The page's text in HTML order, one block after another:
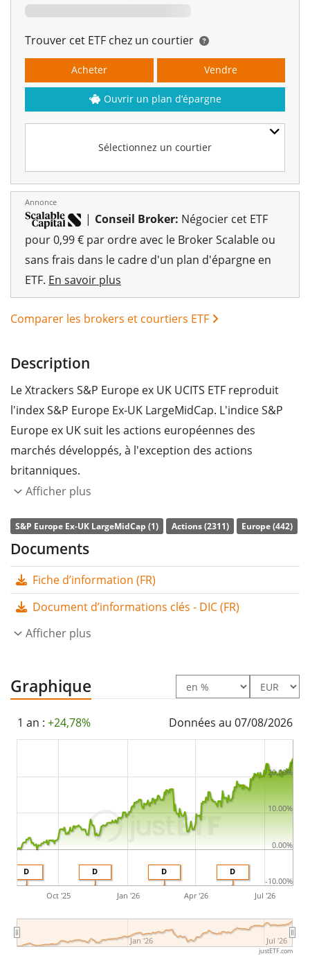
Trouver cet ETF chez un courtier
Sélectionnez un courtier
Acheter Vendre
Ouvrir un plan d’épargne
Annonce
| Conseil Broker: Négocier cet ETF
pour 0,99 € par ordre avec le Broker Scalable ou
sans frais dans le cadre d'un plan d'épargne en
ETF. En savoir plus
Comparer les brokers et courtiers ETF
Description
Le Xtrackers S&P Europe ex UK UCITS ETF reproduit
l'index S&P Europe Ex-UK LargeMidCap. L'indice S&P
Europe ex UK suit les actions européennes des
marchés développés, à l'exception des actions
britanniques.
ratio des frais totaux
p.a.. Le Xtrackers S&P Europe ex UK UCITS ETF est le
seul ETF qui suit l'indice S&P Europe Ex-UK
l’indice sous-jacent en achetant toutes les
composantes de l’indice (réplication complète). Les
(une fois par trimestre).
Le Xtrackers S&P Europe ex UK UCITS ETF a desactifs
sous gestion à hauteur de 304 M d'EUR
. L'ETF a été
Afficher plus
S&P Europe Ex-UK LargeMidCap (1) Actions (2311) Europe (442)
Documents
Fiche d’information (FR)
Document d’informations clés - DIC (FR)
Afficher plus
Graphique
1 an : +24,78% Données au 07/08/2026
D
D
D
D
Oct '25 Jan '26 Apr '26 Jul '26
Jan '26 Jul '26
-10.00%
0.00%
10.00%
20.00%
justETF.com